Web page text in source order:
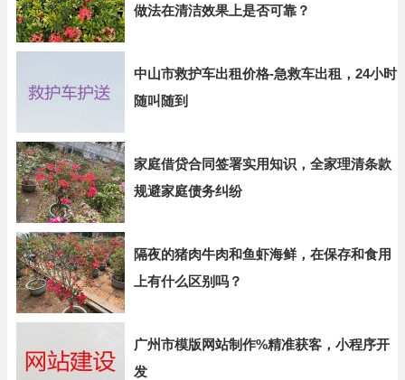
做法在清洁效果上是否可靠？
中山市救护车出租价格-急救车出租，24小时
随叫随到
家庭借贷合同签署实用知识，全家理清条款
规避家庭债务纠纷
隔夜的猪肉牛肉和鱼虾海鲜，在保存和食用
上有什么区别吗？
广州市模版网站制作%精准获客，小程序开
发